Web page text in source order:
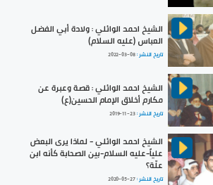
الشيخ احمد الوائلي : ولادة أبي الفضل
العباس (عليه السلام)
تاريخ النشر :2022-03-08
الشيخ احمد الوائلي : قصة وعبرة عن
مكارم أخلاق الإمام الحسين(ع)
تاريخ النشر :2019-11-23
الشيخ احمد الوائلي - لماذا يرى البعض
علياً-عليه السلام-بين الصحابة كأنه ابن
علّة؟
تاريخ النشر :2020-05-27